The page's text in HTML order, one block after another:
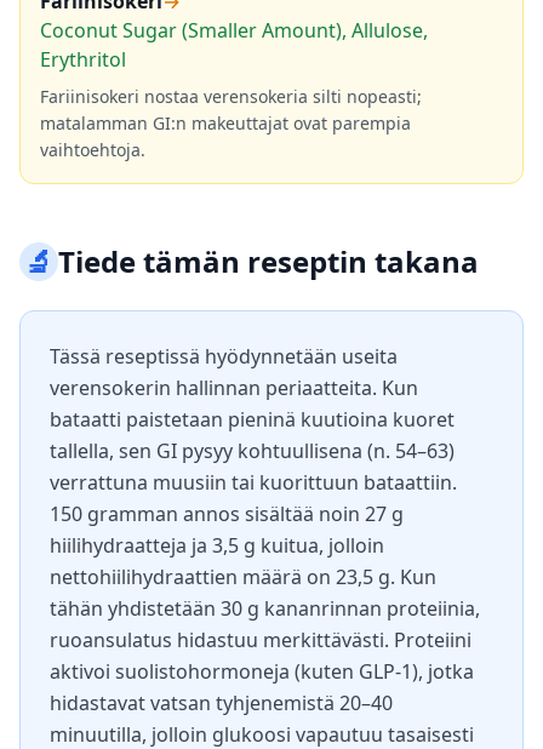
Coconut Sugar (Smaller Amount), Allulose,
Erythritol
Fariinisokeri nostaa verensokeria silti nopeasti;
matalamman GI:n makeuttajat ovat parempia
vaihtoehtoja.
🔬Tiede tämän reseptin takana
Tässä reseptissä hyödynnetään useita
verensokerin hallinnan periaatteita. Kun
bataatti paistetaan pieninä kuutioina kuoret
tallella, sen GI pysyy kohtuullisena (n. 54–63)
verrattuna muusiin tai kuorittuun bataattiin.
150 gramman annos sisältää noin 27 g
hiilihydraatteja ja 3,5 g kuitua, jolloin
nettohiilihydraattien määrä on 23,5 g. Kun
tähän yhdistetään 30 g kananrinnan proteiinia,
ruoansulatus hidastuu merkittävästi. Proteiini
aktivoi suolistohormoneja (kuten GLP-1), jotka
hidastavat vatsan tyhjenemistä 20–40
minuutilla, jolloin glukoosi vapautuu tasaisesti